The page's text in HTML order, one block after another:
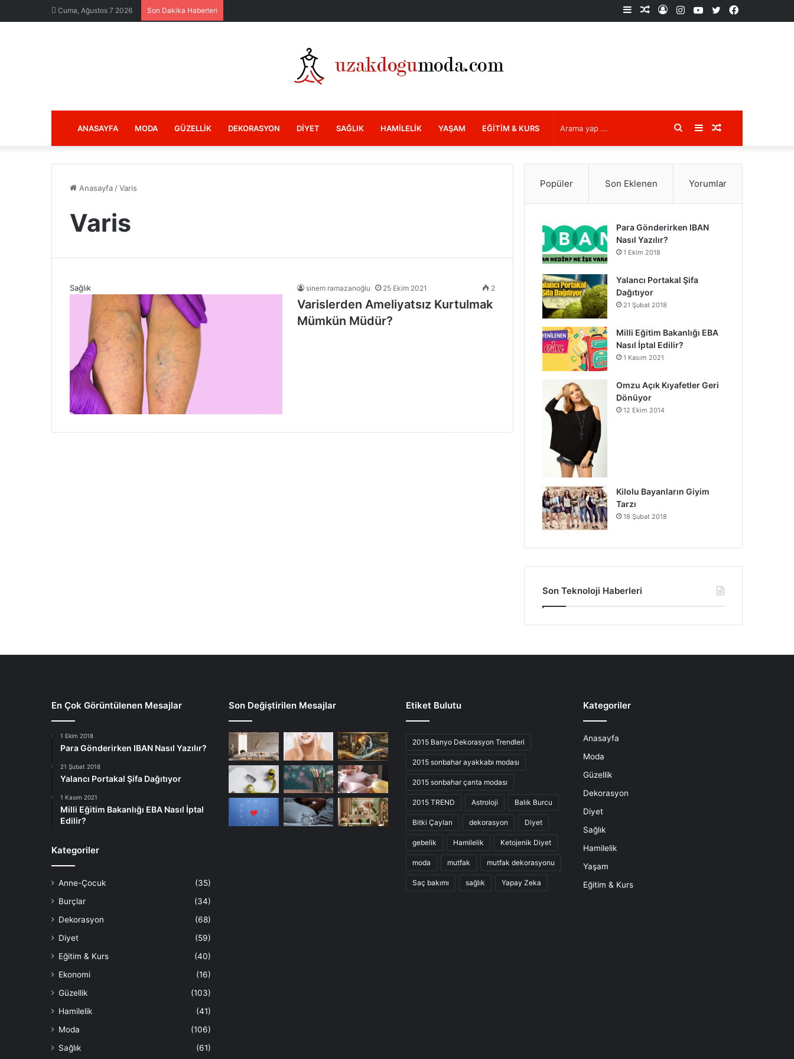
Cuma, Ağustos 7 2026 Son Dakika Haberleri Facebook
X
YouTube
Instagram
Kayıt
Rastgele
Kenar
ANASAYFA MODA GÜZELLIK DEKORASYON DIYET SAĞLIK HAMILELIK YAŞAM EĞITIM & KURS Rastgele
Makale
Kenar
Bölmesi
Arama
yap
Anasayfa /Varis
Varis
Sağlık sinem ramazanoğlu 25 Ekim 2021 2
Varislerden Ameliyatsız Kurtulmak
Mümkün Müdür?
Popüler Son Eklenen Yorumlar
Para Gönderirken IBAN
Nasıl Yazılır?
1 Ekim 2018
Yalancı Portakal Şifa
Dağıtıyor
21 Şubat 2018
Milli Eğitim Bakanlığı EBA
Nasıl İptal Edilir?
1 Kasım 2021
Omzu Açık Kıyafetler Geri
Dönüyor
12 Ekim 2014
Kilolu Bayanların Giyim
Tarzı
18 Şubat 2018
Son Teknoloji Haberleri
En Çok Görüntülenen Mesajlar
1 Ekim 2018
Para Gönderirken IBAN Nasıl Yazılır?
21 Şubat 2018
Yalancı Portakal Şifa Dağıtıyor
1 Kasım 2021
Milli Eğitim Bakanlığı EBA Nasıl İptal
Edilir?
Kategoriler
Anne-Çocuk
(35)
Burçlar
(34)
Dekorasyon
(68)
Diyet
(59)
Eğitim & Kurs
(40)
Ekonomi
(16)
Güzellik
(103)
Hamilelik
(41)
Moda
(106)
Sağlık
(61)
Son Değiştirilen Mesajlar Etiket Bulutu
2015 Banyo Dekorasyon Trendleri
2015 sonbahar ayakkabı modası
2015 sonbahar çanta modası
2015 TREND Astroloji Balık Burcu
Bitki Çayları dekorasyon Diyet
gebelik Hamilelik Ketojenik Diyet
moda mutfak mutfak dekorasyonu
Saç bakımı sağlık Yapay Zeka
Kategoriler
Anasayfa
Moda
Güzellik
Dekorasyon
Diyet
Sağlık
Hamilelik
Yaşam
Eğitim & Kurs